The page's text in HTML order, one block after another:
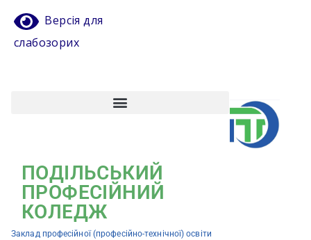
Версія для
слабозорих
ПОДІЛЬСЬКИЙ
ПРОФЕСІЙНИЙ
КОЛЕДЖ
Заклад професійної (професійно-технічної) освіти